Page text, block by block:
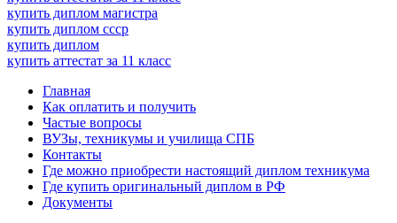
купить диплом магистра
купить диплом ссср
купить диплом
купить аттестат за 11 класс
Главная
Как оплатить и получить
Частые вопросы
ВУЗы, техникумы и училища СПБ
Контакты
Где можно приобрести настоящий диплом техникума
Где купить оригинальный диплом в РФ
Документы